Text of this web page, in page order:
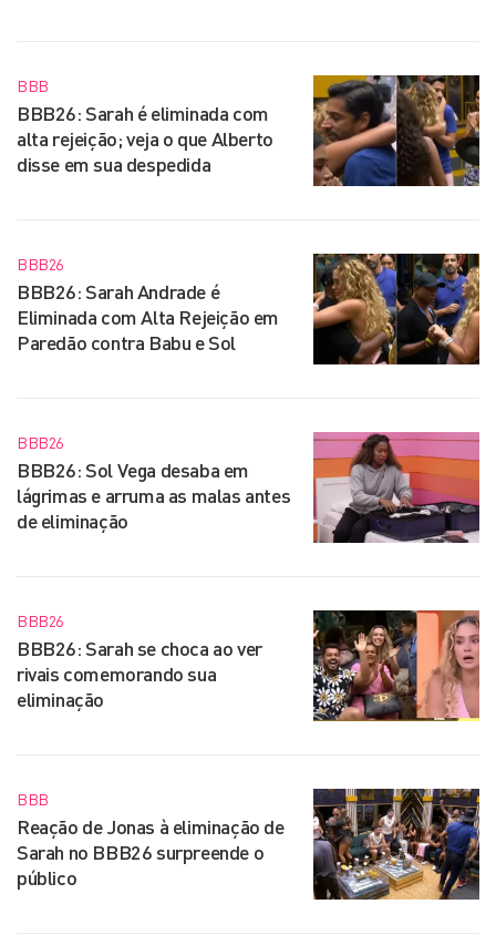
BBB
BBB26: Sarah é eliminada com
alta rejeição; veja o que Alberto
disse em sua despedida
BBB26
BBB26: Sarah Andrade é
Eliminada com Alta Rejeição em
Paredão contra Babu e Sol
BBB26
BBB26: Sol Vega desaba em
lágrimas e arruma as malas antes
de eliminação
BBB26
BBB26: Sarah se choca ao ver
rivais comemorando sua
eliminação
BBB
Reação de Jonas à eliminação de
Sarah no BBB26 surpreende o
público